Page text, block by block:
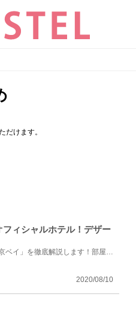
だけます。
フィシャルホテル！デザー
東京ディズニーリゾート®オフィシャルホテルの1つ「ヒルトン東京ベイ」を徹底解説します！部屋タイプ、...
2020/08/10